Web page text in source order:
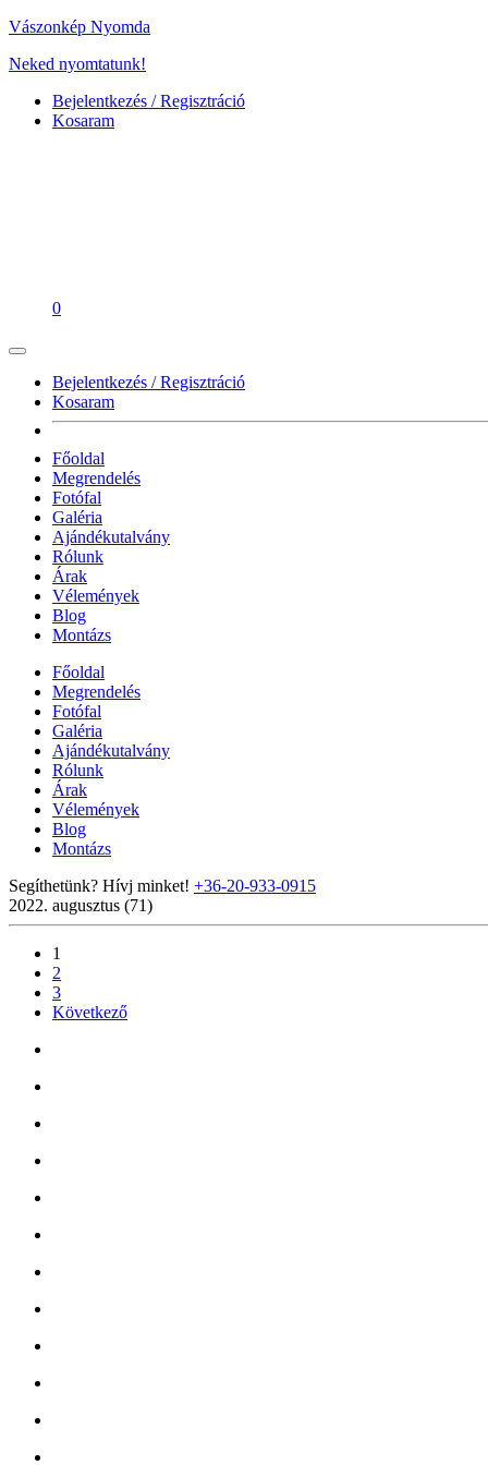
Vászonkép Nyomda
Neked nyomtatunk!
Bejelentkezés / Regisztráció
Kosaram
0
Bejelentkezés / Regisztráció
Kosaram
Főoldal
Megrendelés
Fotófal
Galéria
Ajándékutalvány
Rólunk
Árak
Vélemények
Blog
Montázs
Főoldal
Megrendelés
Fotófal
Galéria
Ajándékutalvány
Rólunk
Árak
Vélemények
Blog
Montázs
Segíthetünk? Hívj minket! +36-20-933-0915
2022. augusztus (71)
1
2
3
Következő